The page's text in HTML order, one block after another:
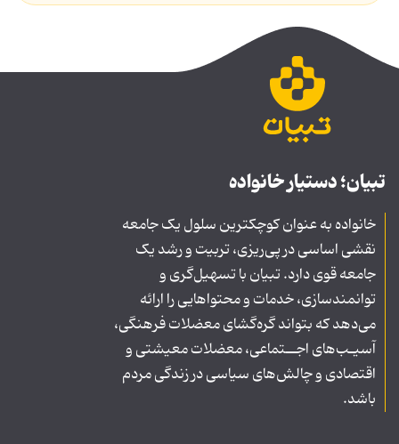
تبیان؛ دستیار خانواده
خانواده به عنوان کوچکترین سلول یک جامعه
نقشی اساسی در پی‌ریزی، تربیت و رشد یک
جامعه قوی دارد. تبیان با تسهیل‌گری و
توانمندسازی، خدمات و محتواهایی را ارائه
می‌دهد که بتواند گره‌گشای معضلات فرهنگی،
آسیـب‌های اجــتماعی، معضلات معیشتی و
اقتصادی و چالش‌های سیاسی در زندگی مردم
باشد.